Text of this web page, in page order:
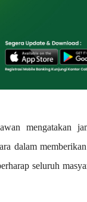
mengatakan
dalam
seluruh